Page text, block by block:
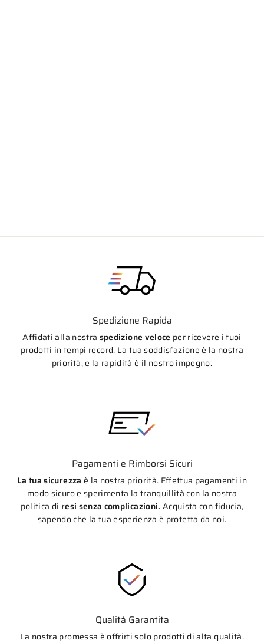
Spedizione Rapida
Affidati alla nostra spedizione veloce per ricevere i tuoi
prodotti in tempi record. La tua soddisfazione è la nostra
priorità, e la rapidità è il nostro impegno.
Pagamenti e Rimborsi Sicuri
La tua sicurezza è la nostra priorità. Effettua pagamenti in
modo sicuro e sperimenta la tranquillità con la nostra
politica di resi senza complicazioni. Acquista con fiducia,
sapendo che la tua esperienza è protetta da noi.
Qualità Garantita
La nostra promessa è offrirti solo prodotti di alta qualità.